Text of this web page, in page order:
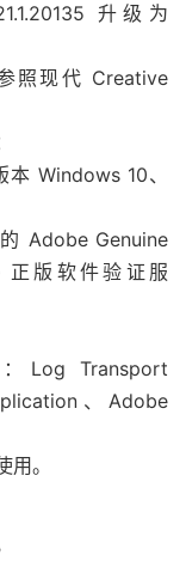
升级为
照现代 Creative
Windows 10、
Adobe Genuine
正版软件验证服
Transport
、Adobe
。